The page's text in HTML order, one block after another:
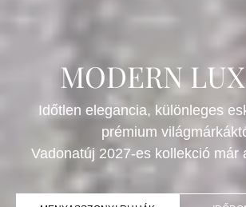
MODERN
Időtlen elegancia, különleges
prémium
Vadonatúj 2027-es kollekció már